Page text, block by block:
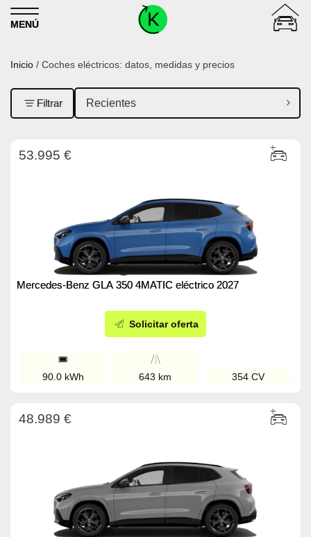
Skip to content
MENÚ
Inicio / Coches eléctricos: datos, medidas y precios
Filtrar
53.995 €
Mercedes-Benz GLA 350 4MATIC eléctrico 2027
Solicitar oferta
90.0 kWh 643 km 354 CV
48.989 €